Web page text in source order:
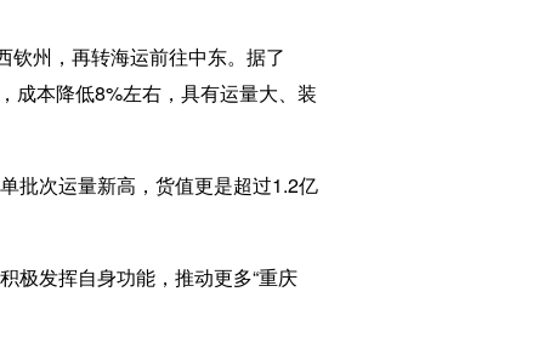
州，再转海运前往中东。据了
成本降低8%左右，具有运量大、装
批次运量新高，货值更是超过1.2亿
发挥自身功能，推动更多“重庆